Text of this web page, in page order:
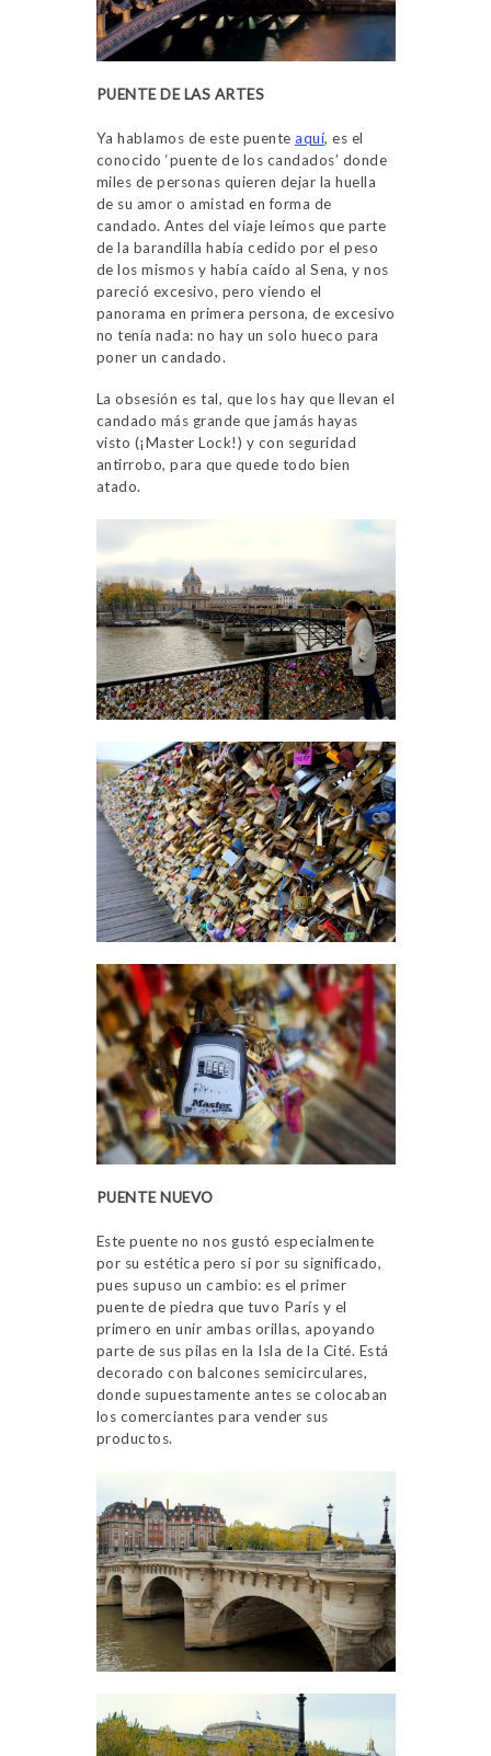
PUENTE DE LAS ARTES
Ya hablamos de este puente aquí, es el
conocido ‘puente de los candados’ donde
miles de personas quieren dejar la huella
de su amor o amistad en forma de
candado. Antes del viaje leímos que parte
de la barandilla había cedido por el peso
de los mismos y había caído al Sena, y nos
pareció excesivo, pero viendo el
panorama en primera persona, de excesivo
no tenía nada: no hay un solo hueco para
poner un candado.
La obsesión es tal, que los hay que llevan el
candado más grande que jamás hayas
visto (¡Master Lock!) y con seguridad
antirrobo, para que quede todo bien
atado.
PUENTE NUEVO
Este puente no nos gustó especialmente
por su estética pero si por su significado,
pues supuso un cambio: es el primer
puente de piedra que tuvo París y el
primero en unir ambas orillas, apoyando
parte de sus pilas en la Isla de la Cité. Está
decorado con balcones semicirculares,
donde supuestamente antes se colocaban
los comerciantes para vender sus
productos.